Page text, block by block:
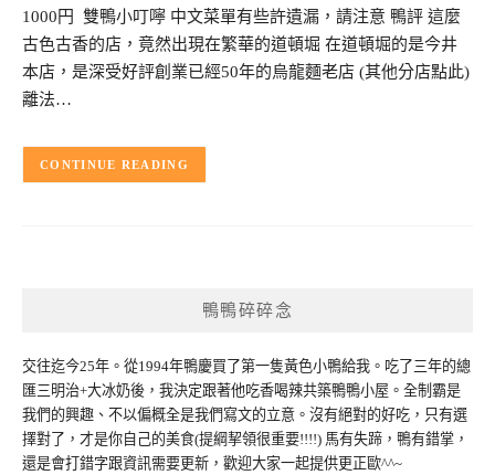
1000円 雙鴨小叮嚀 中文菜單有些許遺漏，請注意 鴨評 這麼
古色古香的店，竟然出現在繁華的道頓堀 在道頓堀的是今井
本店，是深受好評創業已經50年的烏龍麵老店 (其他分店點此)
離法…
CONTINUE READING
鴨鴨碎碎念
交往迄今25年。從1994年鴨慶買了第一隻黃色小鴨給我。吃了三年的總
匯三明治+大冰奶後，我決定跟著他吃香喝辣共築鴨鴨小屋。全制霸是
我們的興趣、不以偏概全是我們寫文的立意。沒有絕對的好吃，只有選
擇對了，才是你自己的美食(提綱挈領很重要!!!!) 馬有失蹄，鴨有錯掌，
還是會打錯字跟資訊需要更新，歡迎大家一起提供更正歐^^~